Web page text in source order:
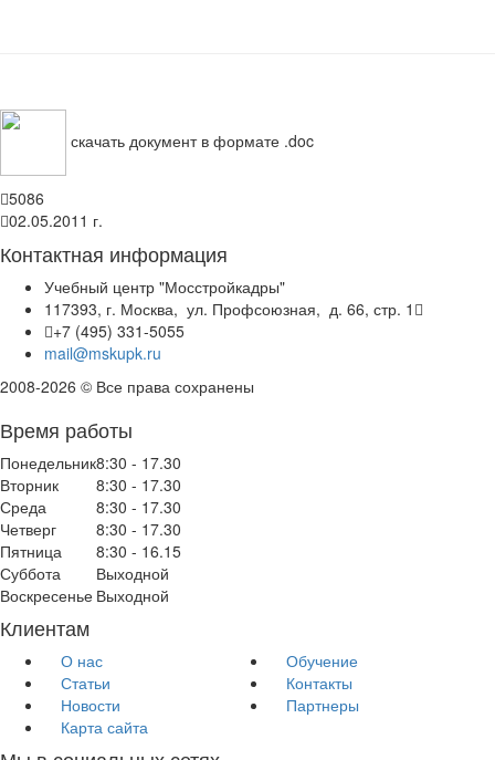
скачать документ в формате .doc
5086
02.05.2011 г.
Контактная информация
Учебный центр "Мосстройкадры"
117393, г. Москва, ул. Профсоюзная, д. 66, стр. 1
+7 (495) 331-5055
mail@mskupk.ru
2008-2026 © Все права сохранены
Время работы
Понедельник8:30 - 17.30
Вторник
8:30 - 17.30
Среда
8:30 - 17.30
Четверг
8:30 - 17.30
Пятница
8:30 - 16.15
Суббота
Выходной
Воскресенье Выходной
Клиентам
О нас
Обучение
Статьи
Контакты
Новости
Партнеры
Карта сайта